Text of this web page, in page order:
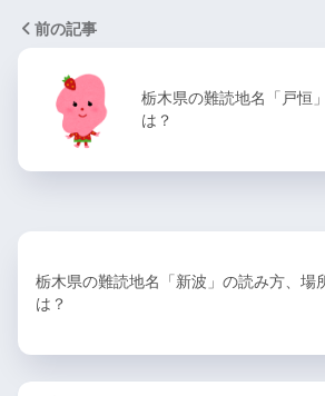
前の記事
栃木県の難読地名「戸恒
は？
栃木県の難読地名「新波」の読み方、場
は？